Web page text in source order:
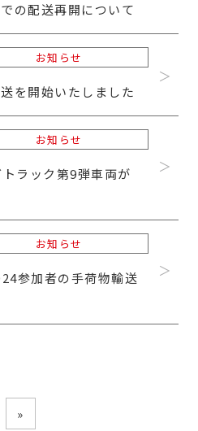
の配送再開について
お知らせ
を開始いたしました
お知らせ
ラック第9弾車両が
お知らせ
参加者の手荷物輸送
»